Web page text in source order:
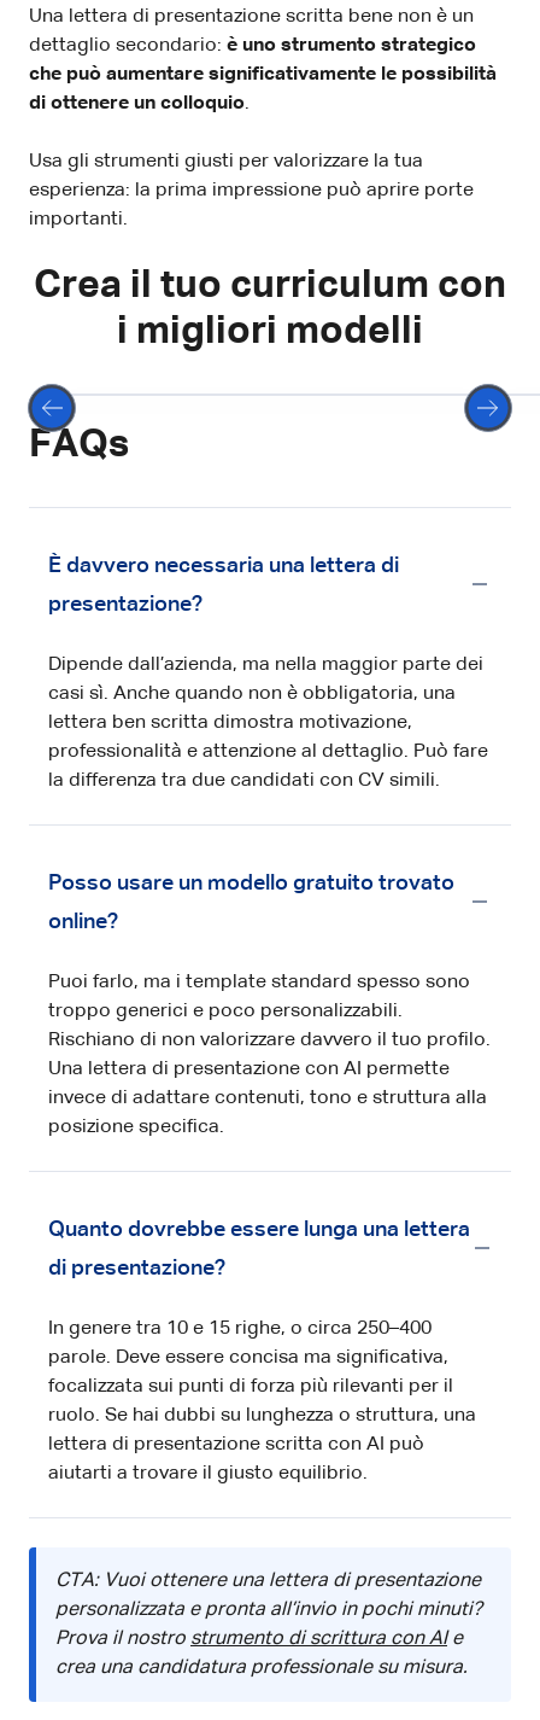
Una lettera di presentazione scritta bene non è un
dettaglio secondario: è uno strumento strategico
che può aumentare significativamente le possibilità
di ottenere un colloquio.
Usa gli strumenti giusti per valorizzare la tua
esperienza: la prima impressione può aprire porte
importanti.
Crea il tuo curriculum con
i migliori modelli
FAQs
È davvero necessaria una lettera di
presentazione?
Dipende dall’azienda, ma nella maggior parte dei
casi sì. Anche quando non è obbligatoria, una
lettera ben scritta dimostra motivazione,
professionalità e attenzione al dettaglio. Può fare
la differenza tra due candidati con CV simili.
Posso usare un modello gratuito trovato
online?
Puoi farlo, ma i template standard spesso sono
troppo generici e poco personalizzabili.
Rischiano di non valorizzare davvero il tuo profilo.
Una lettera di presentazione con AI permette
invece di adattare contenuti, tono e struttura alla
posizione specifica.
Quanto dovrebbe essere lunga una lettera
di presentazione?
In genere tra 10 e 15 righe, o circa 250–400
parole. Deve essere concisa ma significativa,
focalizzata sui punti di forza più rilevanti per il
ruolo. Se hai dubbi su lunghezza o struttura, una
lettera di presentazione scritta con AI può
aiutarti a trovare il giusto equilibrio.
CTA: Vuoi ottenere una lettera di presentazione
personalizzata e pronta all’invio in pochi minuti?
Prova il nostro strumento di scrittura con AIe
crea una candidatura professionale su misura.